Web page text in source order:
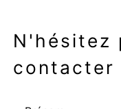
N'hésitez
contacter